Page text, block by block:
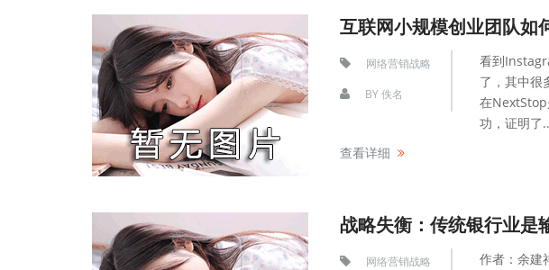
互联网小规模创业团队如
网络营销战略
BY佚名
看到
了，其中很
在
功，证明了
查看详细
网络营销战略
作者：余建